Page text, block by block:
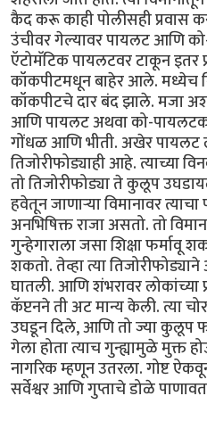
कैद करू काही पोलीसही प्रवास
उंचीवर गेल्यावर पायलट आणि
ऍटोमॅटिक पायलटवर टाकून इतर
कॉकपीटमधून बाहेर आले. मध्येच
कॉकपीटचे दार बंद झाले. मजा
आणि पायलट अथवा को-
गोंधळ आणि भीती. अखेर पायलट
तिजोरीफोड्याही आहे. त्याच्या
तो तिजोरीफोड्या ते कुलूप
हवेतून जाणार्‍या विमानावर
अनभिषिक्त राजा असतो. तो
गुन्हेगाराला जसा शिक्षा फर्मावू
शकतो. तेव्हा त्या
घातली. आणि शंभरावर लोकांच्या
कॅप्टनने ती अट मान्य केली. त्या
उघडून दिले, आणि तो ज्या कुलूप
गेला होता त्याच गुन्ह्यामुळे मुक्त
नागरिक म्हणून उतरला. गोष्ट
सर्वेश्वर आणि गुप्ताचे डोळे